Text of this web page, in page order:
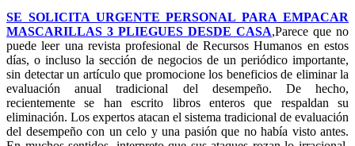
SE SOLICITA URGENTE PERSONAL PARA EMPACAR
MASCARILLAS 3 PLIEGUES DESDE CASA,Parece que no
puede leer una revista profesional de Recursos Humanos en estos
días, o incluso la sección de negocios de un periódico importante,
sin detectar un artículo que promocione los beneficios de eliminar la
evaluación anual tradicional del desempeño. De hecho,
recientemente se han escrito libros enteros que respaldan su
eliminación. Los expertos atacan el sistema tradicional de evaluación
del desempeño con un celo y una pasión que no había visto antes.